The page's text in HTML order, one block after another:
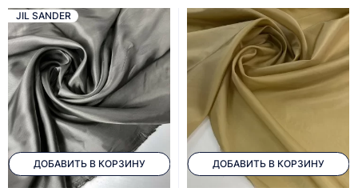
ДОБАВИТЬ В КОРЗИНУ
JIL SANDER
ДОБАВИТЬ В КОРЗИНУ